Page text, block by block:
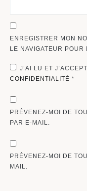
ENREGISTRER MON
LE NAVIGATEUR POUR
J’AI LU ET
CONFIDENTIALITÉ *
PRÉVENEZ-MOI DE
PAR E-MAIL.
PRÉVENEZ-MOI DE
MAIL.